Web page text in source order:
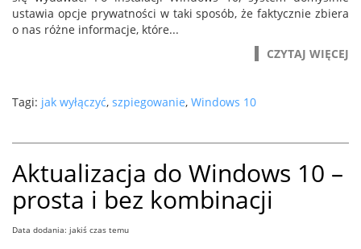
ustawia opcje prywatności w taki sposób, że faktycznie zbiera
o nas różne informacje, które...
CZYTAJ WIĘCEJ
Tagi: jak wyłączyć, szpiegowanie, Windows 10
Aktualizacja do Windows 10 –
prosta i bez kombinacji
Data dodania: jakiś czas temu